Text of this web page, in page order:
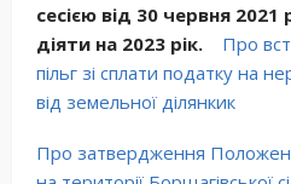
сесією від 30 червня
діяти на 2023 рік.
Про
пільг зі сплати податку на
від земельної ділянкик
Про затвердження